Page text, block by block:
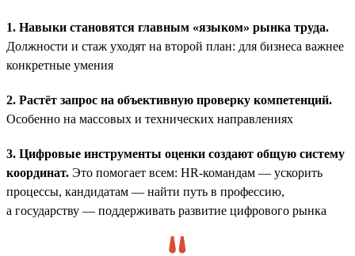
1. Навыки становятся главным «языком» рынка труда.
Должности и стаж уходят на второй план: для бизнеса важнее
конкретные умения
2. Растёт запрос на объективную проверку компетенций.
Особенно на массовых и технических направлениях
3. Цифровые инструменты оценки создают общую систему
координат. Это помогает всем: HR-командам — ускорить
процессы, кандидатам — найти путь в профессию,
а государству — поддерживать развитие цифрового рынка